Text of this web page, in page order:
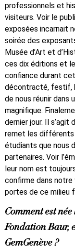
professionnels et
visiteurs. Voir le
exposées incarnait
soirée des
Musée d’Art et
ces dix éditions et
confiance durant
décontracté, festif,
de nous réunir dans
magnifique.
dernier jour. Il s’agit
remet les différents
étudiants que nous
partenaires. Voir
leur nom est
confirme dans
portes de ce milieu
Comment est
Fondation Baur,
GemGenève ?